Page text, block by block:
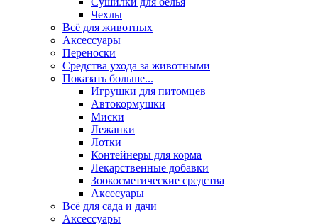
Чехлы
Всё для животных
Аксесcуары
Переноски
Средства ухода за животными
Показать больше...
Игрушки для питомцев
Автокормушки
Миски
Лежанки
Лотки
Контейнеры для корма
Лекарственные добавки
Зоокосметические средства
Аксесуары
Всё для сада и дачи
Аксессуары